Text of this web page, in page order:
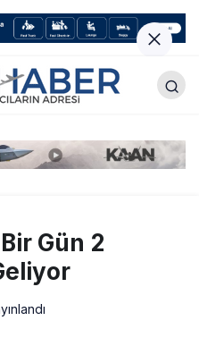
Gün 2